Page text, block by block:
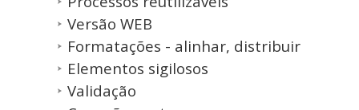
Versão WEB
Formatações - alinhar, distribuir
Elementos sigilosos
Validação